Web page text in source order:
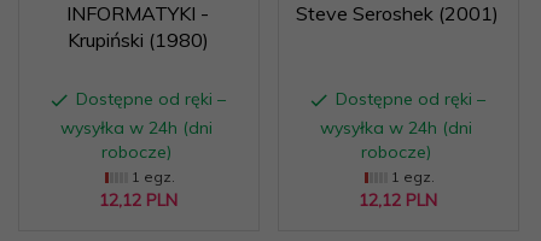
INFORMATYKI -
Krupiński (1980)
Dostępne od ręki –
wysyłka w 24h (dni
robocze)
1 egz.
12,12 PLN
Steve Seroshek (2001)
Dostępne od ręki –
wysyłka w 24h (dni
robocze)
1 egz.
12,12 PLN